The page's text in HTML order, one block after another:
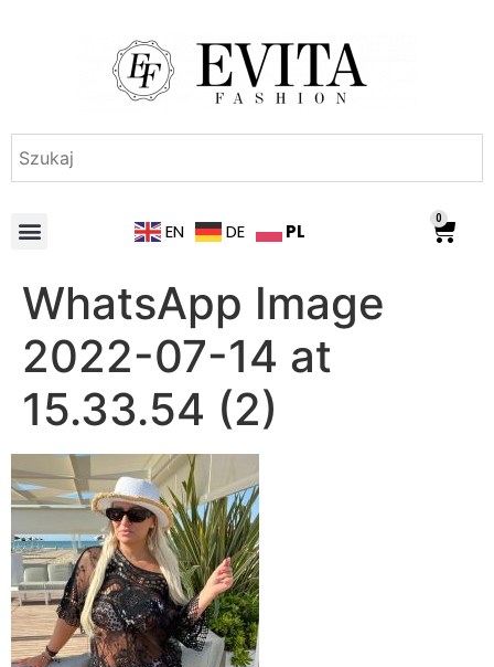
EN DE PL
0
WhatsApp Image
2022-07-14 at
15.33.54 (2)